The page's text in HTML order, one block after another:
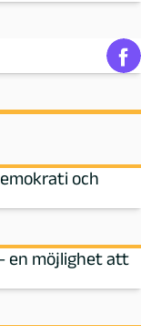
och
en möjlighet att